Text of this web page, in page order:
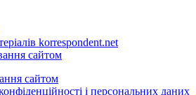
korrespondent.net
сайтом
сайтом
і персональних даних